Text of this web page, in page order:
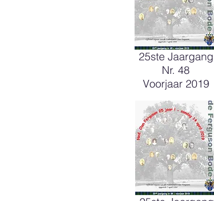
25ste Jaargang
Nr. 48
Voorjaar 2019